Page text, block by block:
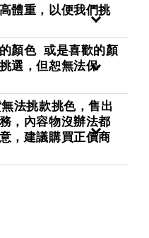
體重，以便我們挑
顏色 或是喜歡的顏
選，但恕無法保
法挑款挑色，售出
，內容物沒辦法都
，建議購買正價商